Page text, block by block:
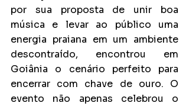
por sua proposta de unir boa
música e levar ao público uma
energia praiana em um ambiente
descontraído, encontrou em
Goiânia o cenário perfeito para
encerrar com chave de ouro. O
evento não apenas celebrou o